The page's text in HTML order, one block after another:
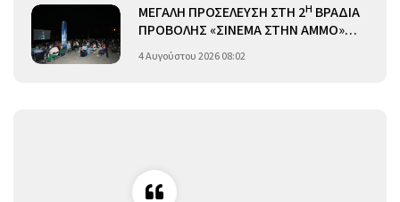
ΜΕΓΑΛΗ ΠΡΟΣΕΛΕΥΣΗ ΣΤΗ 2Η ΒΡΑΔΙΑ
ΠΡΟΒΟΛΗΣ «ΣΙΝΕΜΑ ΣΤΗΝ ΑΜΜΟ»…
4 Αυγούστου 2026 08:02